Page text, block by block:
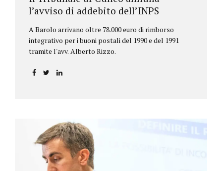
l’avviso di addebito dell’INPS
A Barolo arrivano oltre 78.000 euro di rimborso
integrativo per i buoni postali del 1990 e del 1991
tramite l'avv. Alberto Rizzo.